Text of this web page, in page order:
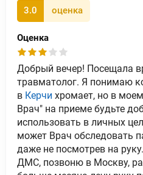
3.0 оценка
Оценка
Добрый вечер! Посещала
травматолог. Я понимаю
в Керчи хромает, но в
Врач" на приеме будьте
использовать в личных
может Врач обследовать
даже не посмотрев на
ДМС, позвоню в Москву,